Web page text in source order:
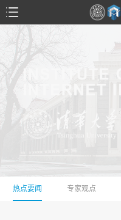
热点要闻 专家观点